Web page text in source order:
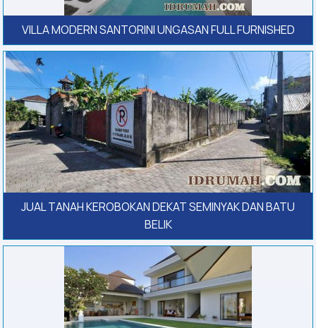
VILLA MODERN SANTORINI UNGASAN FULL FURNISHED
JUAL TANAH KEROBOKAN DEKAT SEMINYAK DAN BATU
BELIK